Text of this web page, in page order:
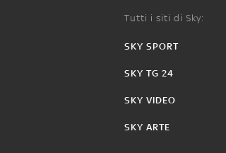
Tutti i siti di Sky:
SKY SPORT
SKY TG 24
SKY VIDEO
SKY ARTE